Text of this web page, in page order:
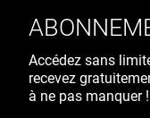
Accédez sans
recevez
à ne pas manquer !